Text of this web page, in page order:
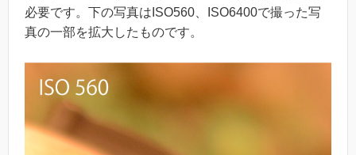
必要です。下の写真はISO560、ISO6400で撮った写
真の一部を拡大したものです。